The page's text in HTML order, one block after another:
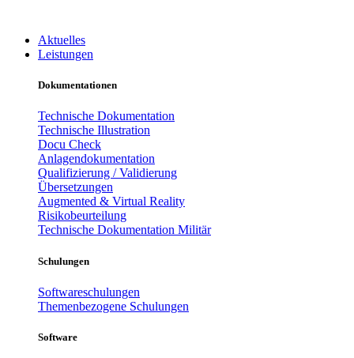
Aktuelles
Leistungen
Dokumentationen
Technische Dokumentation
Technische Illustration
Docu Check
Anlagendokumentation
Qualifizierung / Validierung
Übersetzungen
Augmented & Virtual Reality
Risikobeurteilung
Technische Dokumentation Militär
Schulungen
Softwareschulungen
Themenbezogene Schulungen
Software